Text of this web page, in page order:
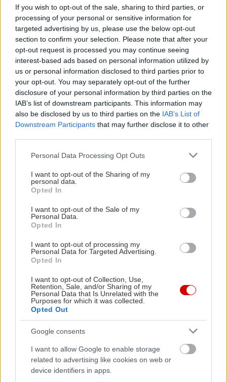
If you wish to opt-out of the sale, sharing to third parties, or
processing of your personal or sensitive information for
targeted advertising by us, please use the below opt-out
section to confirm your selection. Please note that after your
opt-out request is processed you may continue seeing
interest-based ads based on personal information utilized by
us or personal information disclosed to third parties prior to
your opt-out. You may separately opt-out of the further
disclosure of your personal information by third parties on the
IAB’s list of downstream participants. This information may
also be disclosed by us to third parties on the IAB’s List of
Downstream Participants that may further disclose it to other
Please note that this website/app uses one or more Google
not limited to your visit or usage behaviour. You may click to
grant or deny consent to Google and its third-party tags to
use your data for below specified purposes in below Google
consent section.
Personal Data Processing Opt Outs
I want to opt-out of the Sharing of my
personal data.
Opted In
I want to opt-out of the Sale of my
Personal Data.
Opted In
I want to opt-out of processing my
Personal Data for Targeted Advertising.
Opted In
I want to opt-out of Collection, Use,
Retention, Sale, and/or Sharing of my
Personal Data that Is Unrelated with the
Purposes for which it was collected.
Opted Out
Google consents
I want to allow Google to enable storage
related to advertising like cookies on web or
device identifiers in apps.
Διαβάστε επίσης
Μεγαλειώδης συγκέντρωση για τα Τέμπη –
βούλιαξε το Σύνταγμα
Πέθανε ο
PODCASTS
για...